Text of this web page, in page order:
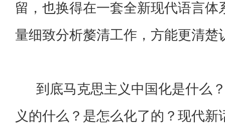
留，也换得在一套全新现代语言
量细致分析嫠清工作，方能更清楚
到底马克思主义中国化是什么
义的什么？是怎么化了的？现代